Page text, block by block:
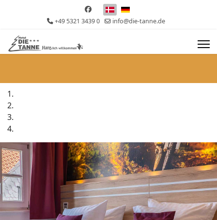
Vælg dit sprog
+49 5321 3439 0 info@die-tanne.de